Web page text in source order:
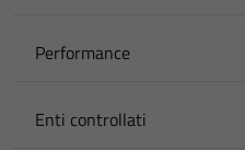
Performance
Enti controllati